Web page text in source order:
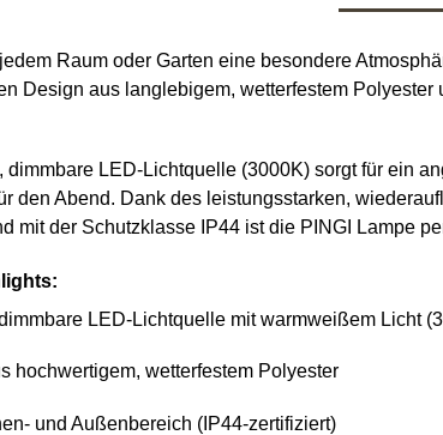
Raum oder Garten eine besondere
Design aus langlebigem, wetterfestem
dimmbare LED-Lichtquelle (3000K) sorgt für ein
den Abend. Dank des leistungsstarken,
mit der Schutzklasse IP44 ist die PINGI Lampe
LED-Lichtquelle mit warmweißem Licht
hochwertigem, wetterfestem Polyester
und Außenbereich (IP44-zertifiziert)